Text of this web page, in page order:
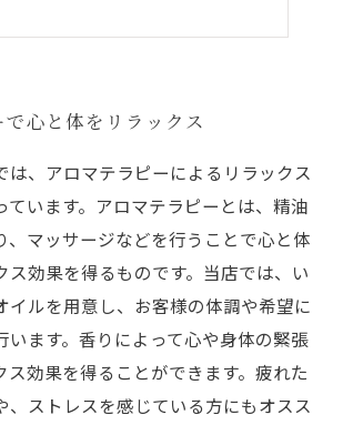
心と体をリラックス
は、アロマテラピーによるリラックス
ています。アロマテラピーとは、精油
、マッサージなどを行うことで心と体
ス効果を得るものです。当店では、い
イルを用意し、お客様の体調や希望に
います。香りによって心や身体の緊張
ス効果を得ることができます。疲れた
、ストレスを感じている方にもオスス